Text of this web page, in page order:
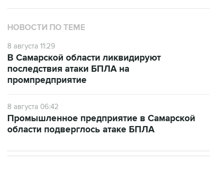
НОВОСТИ ПО ТЕМЕ
8 августа 11:29
В Самарской области ликвидируют
последствия атаки БПЛА на
промпредприятие
8 августа 06:42
Промышленное предприятие в Самарской
области подверглось атаке БПЛА